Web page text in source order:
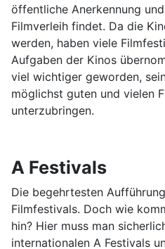
öffentliche Anerkennung
Filmverleih findet. Da die
werden, haben viele
Aufgaben der Kinos
viel wichtiger geworden,
möglichst guten und vielen
unterzubringen.
A Festivals
Die begehrtesten
Filmfestivals. Doch wie
hin? Hier muss man
internationalen A Festivals